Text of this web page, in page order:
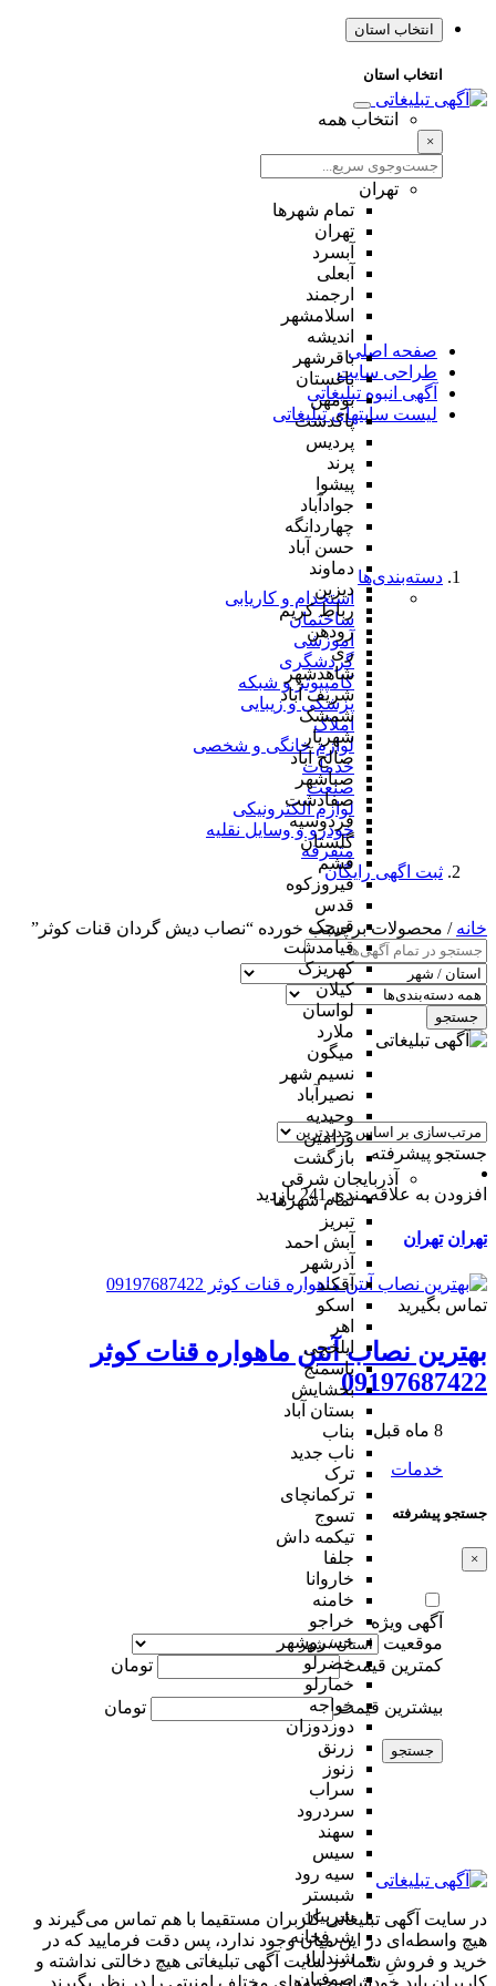
انتخاب استان
انتخاب استان
انتخاب همه
×
تهران
تمام شهر‌ها
تهران
آبسرد
آبعلی
ارجمند
اسلامشهر
اندیشه
باقرشهر
باغستان
بومهن
پاکدشت
پردیس
پرند
پیشوا
جوادآباد
چهاردانگه
حسن آباد
دماوند
دیزین
رباط کریم
رودهن
ری
شاهدشهر
شریف آباد
شمشک
شهریار
صالح آباد
صباشهر
صفادشت
فردوسیه
گلستان
فشم
فیروزکوه
قدس
قرچک
قیامدشت
کهریزک
کیلان
لواسان
ملارد
میگون
نسیم شهر
نصیرآباد
وحیدیه
ورامین
بازگشت
آذربایجان شرقی
تمام شهر‌ها
تبریز
آبش احمد
آذرشهر
آقکند
اسکو
اهر
ایلخچی
باسمنج
بخشایش
بستان آباد
بناب
ناب جدید
ترک
ترکمانچای
تسوج
تیکمه داش
جلفا
خاروانا
خامنه
خراجو
خسروشهر
خضرلو
خمارلو
خواجه
دوزدوزان
زرنق
زنوز
سراب
سردرود
سهند
سیس
سیه رود
شبستر
شربیان
شرفخانه
شندآباد
صوفیان
صفحه اصلی
طراحی سایت
آگهی انبوه تبلیغاتی
لیست سایتهای تبلیغاتی
دسته‌بندی‌ها
استخدام و کاریابی
ساختمان
آموزشی
گردشگری
کامپیوتر و شبکه
پزشکی و زیبایی
املاک
لوازم خانگی و شخصی
خدمات
صنعت
لوازم الکترونیکی
خودرو و وسایل نقلیه
متفرقه
ثبت اگهی رایگان
خانه / محصولات برچسب خورده “نصاب دیش گردان قنات کوثر”
جستجو
جستجو پیشرفته
افزودن به علاقه‌مندی 241 بازدید
تهران تهران
تماس بگیرید
بهترین نصاب آنتن ماهواره قنات کوثر
09197687422
8 ماه قبل
خدمات
جستجو پیشرفته
×
آگهی ویژه
موقعیت
کمترین قیمت
تومان
بیشترین قیمت تومان
جستجو
در سایت آگهی تبلیغاتی کاربران مستقیما با هم تماس می‌گیرند و
هیچ واسطه‌ای در این میان وجود ندارد، پس دقت فرمایید که در
خرید و فروشِ شما در سایت آگهی تبلیغاتی هیچ دخالتی نداشته و
کاربران باید خودشان جنبه‌های مختلف امنیتی را در نظر بگیرند.